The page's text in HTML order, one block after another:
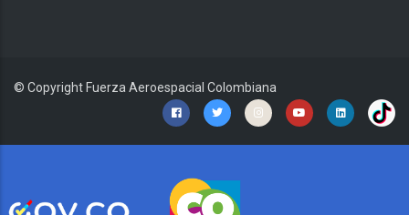
© Copyright Fuerza Aeroespacial Colombiana